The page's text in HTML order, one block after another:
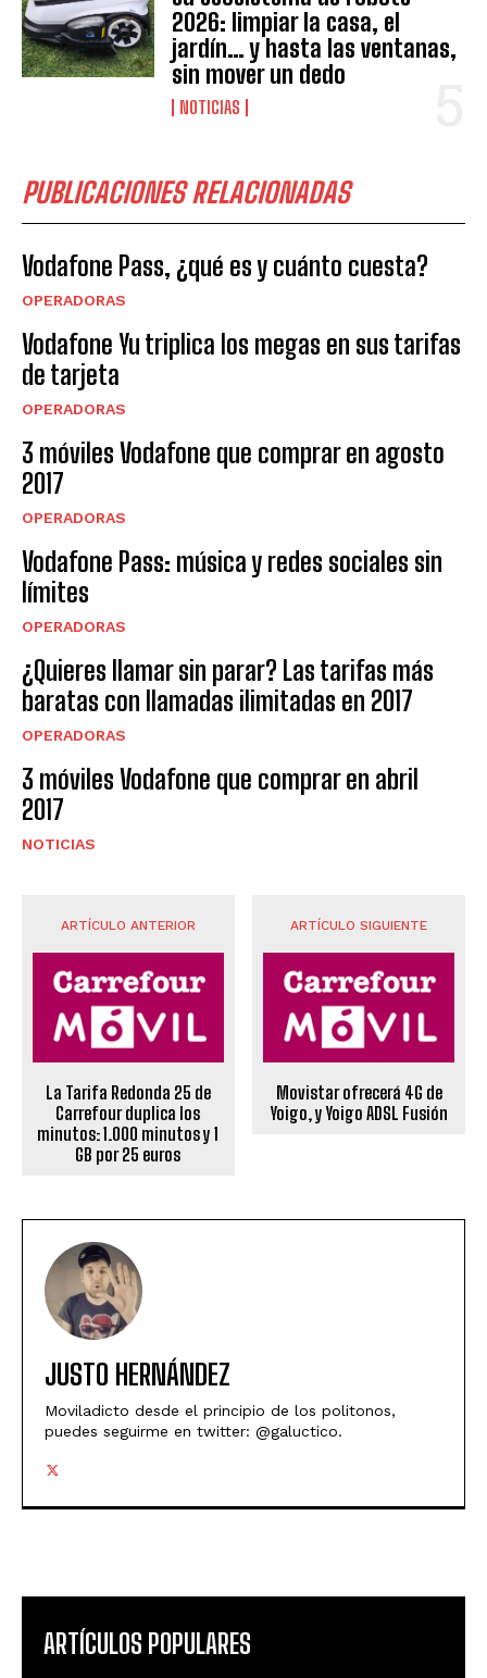
2026: limpiar la casa, el
jardín… y hasta las ventanas,
sin mover un dedo
NOTICIAS
PUBLICACIONES RELACIONADAS
Vodafone Pass, ¿qué es y cuánto cuesta?
OPERADORAS
Vodafone Yu triplica los megas en sus tarifas
de tarjeta
OPERADORAS
3 móviles Vodafone que comprar en agosto
2017
OPERADORAS
Vodafone Pass: música y redes sociales sin
límites
OPERADORAS
¿Quieres llamar sin parar? Las tarifas más
baratas con llamadas ilimitadas en 2017
OPERADORAS
3 móviles Vodafone que comprar en abril
2017
NOTICIAS
ARTÍCULO ANTERIOR
La Tarifa Redonda 25 de
Carrefour duplica los
minutos: 1.000 minutos y 1
GB por 25 euros
ARTÍCULO SIGUIENTE
Movistar ofrecerá 4G de
Yoigo, y Yoigo ADSL Fusión
JUSTO HERNÁNDEZ
Moviladicto desde el principio de los politonos,
puedes seguirme en twitter: @galuctico.
ARTÍCULOS POPULARES